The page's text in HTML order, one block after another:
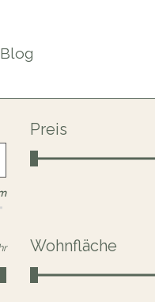
Blog
Preis
Wohnfläche